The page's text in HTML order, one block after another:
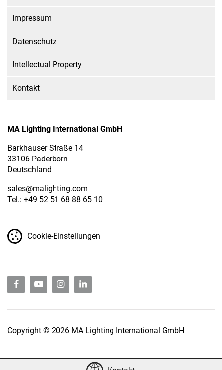
Impressum
Datenschutz
Intellectual Property
Kontakt
MA Lighting International GmbH
Barkhauser Straße 14
33106 Paderborn
Deutschland
sales@malighting.com
Tel.: +49 52 51 68 88 65 10
Cookie-Einstellungen
Copyright © 2026 MA Lighting International GmbH